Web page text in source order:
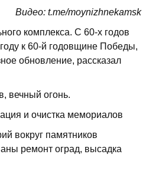
Видео: t.me/moynizhnekamsk
комплекса. С 60-х годов
году к 60-й годовщине Победы,
обновление, рассказал
вечный огонь.
вокруг памятников
ремонт оград, высадка